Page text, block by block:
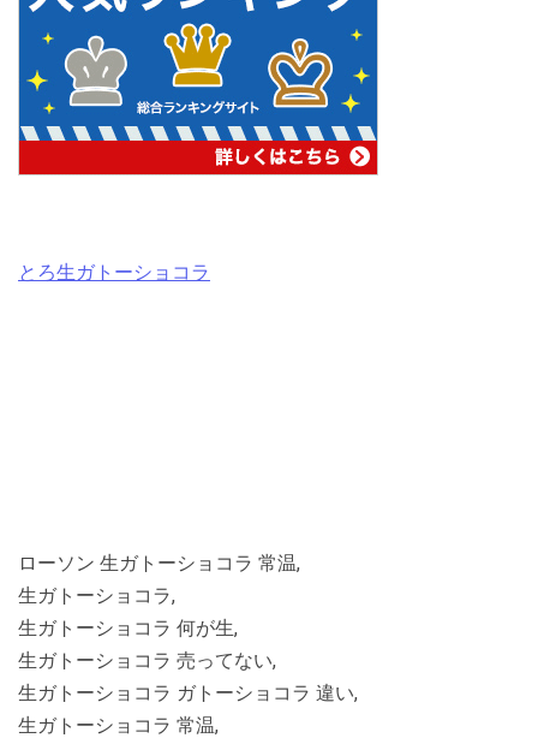
とろ生ガトーショコラ
ローソン 生ガトーショコラ 常温,
生ガトーショコラ,
生ガトーショコラ 何が生,
生ガトーショコラ 売ってない,
生ガトーショコラ ガトーショコラ 違い,
生ガトーショコラ 常温,